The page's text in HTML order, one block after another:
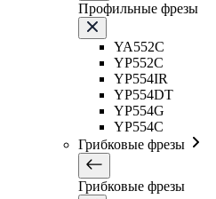
Профильные фрезы
YA552C
YP552C
YP554IR
YP554DT
YP554G
YP554C
Грибковые фрезы
Грибковые фрезы